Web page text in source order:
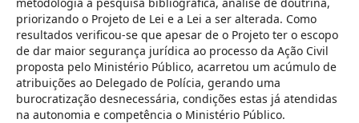
priorizando o Projeto de Lei e a Lei a ser alterada. Como
resultados verificou-se que apesar de o Projeto ter o escopo
de dar maior segurança jurídica ao processo da Ação Civil
proposta pelo Ministério Público, acarretou um acúmulo de
atribuições ao Delegado de Polícia, gerando uma
burocratização desnecessária, condições estas já atendidas
na autonomia e competência o Ministério Público.